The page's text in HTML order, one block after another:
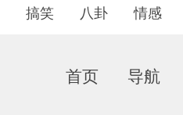
搞笑
八卦 情感
首页 导航